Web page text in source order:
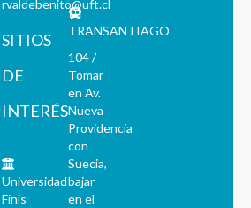
rvaldebenito@uft.cl
SITIOS
DE
INTERÉS
Universidad
Finis
TRANSANTIAGO
104 /
Tomar
en Av.
Nueva
Providencia
con
Suecia,
bajar
en el